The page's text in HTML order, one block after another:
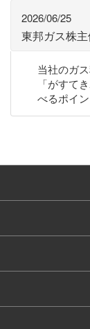
2026/06/25
東邦ガス株
当社のガ
「がすて
べるポイ